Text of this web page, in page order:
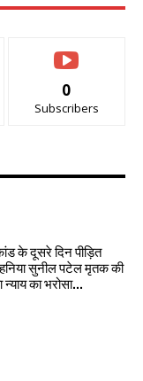
0
Subscribers
के दूसरे दिन पीड़ित
सुनील पटेल मृतक की
न्याय का भरोसा...